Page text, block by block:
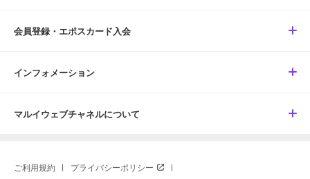
会員登録・エポスカード入会
インフォメーション
マルイウェブチャネルについて
ご利用規約 プライバシーポリシー